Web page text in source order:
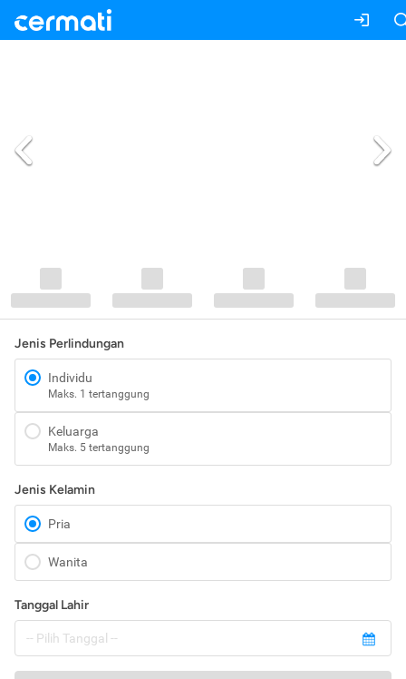
Jenis Perlindungan
Individu
Maks. 1 tertanggung
Keluarga
Maks. 5 tertanggung
Jenis Kelamin
Pria
Wanita
Tanggal Lahir